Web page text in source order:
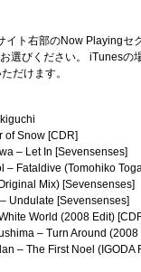
イト右部のNow Playing
選びください。 iTunes
だけます。
of Snow [CDR]
– Let In [Sevensenses]
– Fataldive (Tomohiko
Mix) [Sevensenses]
Undulate [Sevensenses]
World (2008 Edit)
– Turn Around
– The First Noel (IGODA